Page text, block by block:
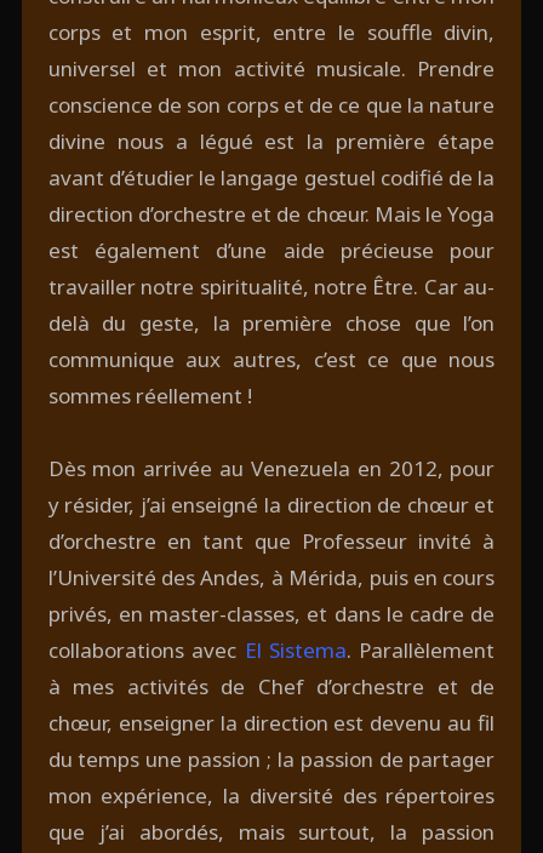
corps et mon esprit, entre le souffle divin,
universel et mon activité musicale. Prendre
conscience de son corps et de ce que la nature
divine nous a légué est la première étape
avant d’étudier le langage gestuel codifié de la
direction d’orchestre et de chœur. Mais le Yoga
est également d’une aide précieuse pour
travailler notre spiritualité, notre Être. Car au-
delà du geste, la première chose que l’on
communique aux autres, c’est ce que nous
sommes réellement !
Dès mon arrivée au Venezuela en 2012, pour
y résider, j’ai enseigné la direction de chœur et
d’orchestre en tant que Professeur invité à
l’Université des Andes, à Mérida, puis en cours
privés, en master-classes, et dans le cadre de
collaborations avec El Sistema. Parallèlement
à mes activités de Chef d’orchestre et de
chœur, enseigner la direction est devenu au fil
du temps une passion ; la passion de partager
mon expérience, la diversité des répertoires
que j’ai abordés, mais surtout, la passion